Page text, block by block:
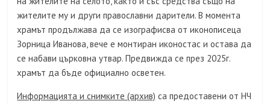
жителите му и други православни дарители. В момента
храмът продължава да се изографисва от иконописеца
Зорница Иванова, вече е монтиран иконостас и остава да
се набави църковна утвар. Предвижда се през 2025г.
храмът да бъде официално осветен.
Информацията и снимките (архив) са предоставени от НЧ